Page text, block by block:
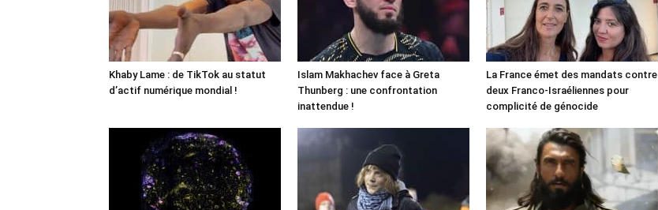
Khaby Lame : de TikTok au statut
d’actif numérique mondial !
Islam Makhachev face à Greta
Thunberg : une confrontation
inattendue !
La France émet des mandats contre
deux Franco-Israéliennes pour
complicité de génocide